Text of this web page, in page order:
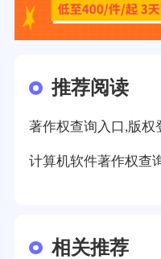
推荐阅读
著作权查询入口,版权
计算机软件著作权查
相关推荐